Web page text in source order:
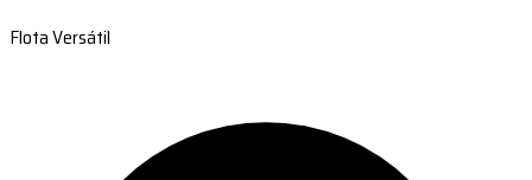
Flota Versátil